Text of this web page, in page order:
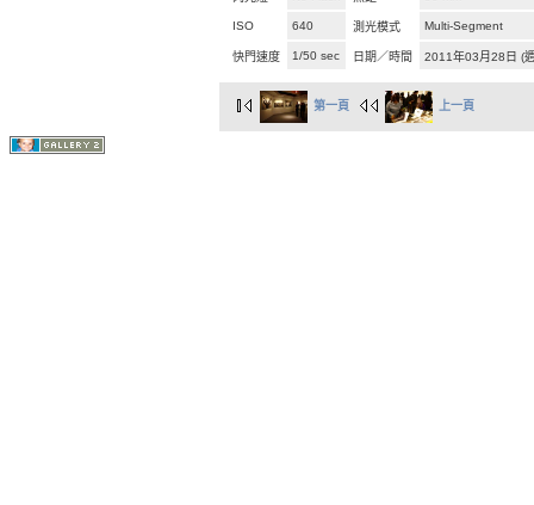
ISO 640 測光模式 Multi-Segment
快門速度 1/50 sec 日期／時間 2011年03月28日 (
第一頁 上一頁